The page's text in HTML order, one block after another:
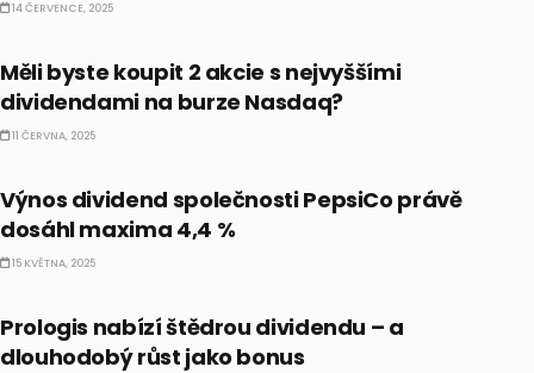
14 ČERVENCE, 2025
Měli byste koupit 2 akcie s nejvyššími
dividendami na burze Nasdaq?
11 ČERVNA, 2025
Výnos dividend společnosti PepsiCo právě
dosáhl maxima 4,4 %
15 KVĚTNA, 2025
Prologis nabízí štědrou dividendu – a
dlouhodobý růst jako bonus